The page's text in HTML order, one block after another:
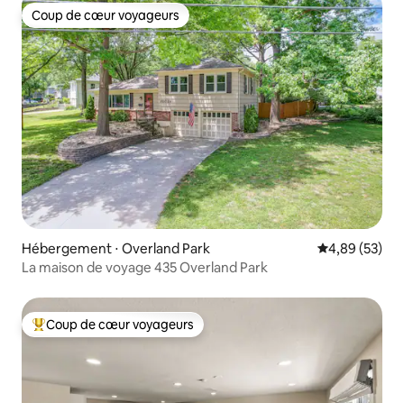
Coup de cœur voyageurs
Coup de cœur voyageurs
Hébergement ⋅ Overland Park Évaluation
4,89 (53)
La maison de voyage 435 Overland Park
Coups de cœur voyageurs les plus appréciés
Coup de cœur voyageurs